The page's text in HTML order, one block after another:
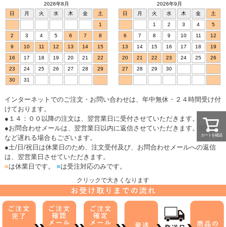
カートを確認
2026年8月
日
月 火 水 木 金
土
1
2
3 4 5 6 7
8
9
10 11 12 13 14
15
16
17 18 19 20 21
22
23
24 25 26 27 28
29
30
31
2026年9月
日
月 火 水 木 金
土
1
2 3 4
5
6
7 8 9 10 11
12
13
14 15 16 17 18
19
20
21 22 23 24 25
26
27
28 29 30
インターネットでのご注文・お問い合わせは、年中無休・２４時間受け付
けております。
●１４：００以降の注文は、翌営業日に受付させていただきます。
●お問合わせメールは、翌営業日以内に返信させていただきます。混雑時
など遅れる場合もございます。
●土/日/祝日は休業日のため、注文受付及び、お問合わせメールへの返信
は、翌営業日させていただきます。
■は休業日です。 ■は受注対応のみです。
クリックで大きくなります